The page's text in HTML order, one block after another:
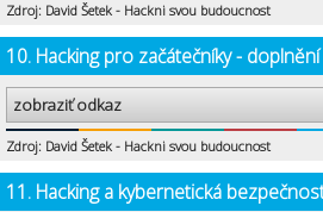
Zdroj: David Šetek - Hackni svou budoucnost
10. Hacking pro začátečníky -
zobraziť odkaz
Zdroj: David Šetek - Hackni svou budoucnost
11. Hacking a kybernetická